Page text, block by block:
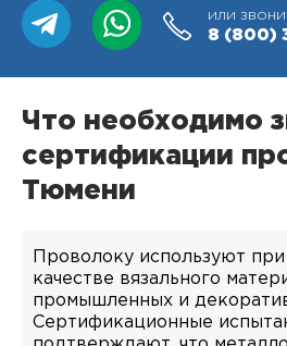
или
8 (800)
Что необходимо
сертификации
Тюмени
Проволоку используют
качестве вязального
промышленных и
Сертификационные